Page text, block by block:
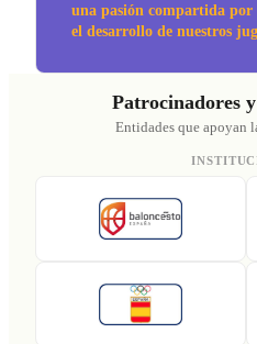
una pasión compartida
el desarrollo de nuestros
Patrocinadores
Entidades que apoyan